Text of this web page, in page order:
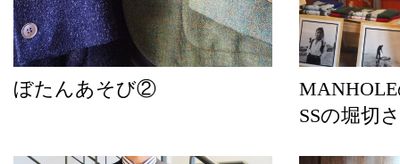
ぼたんあそび②
SSの堀切